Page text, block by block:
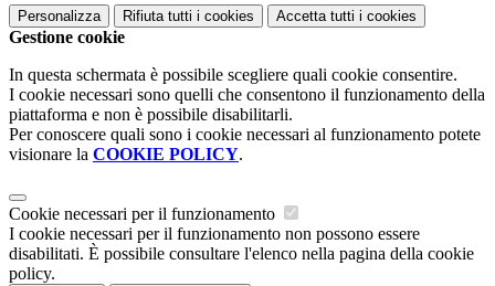
Personalizza Rifiuta tutti i cookies Accetta tutti i cookies
Gestione cookie
In questa schermata è possibile scegliere quali cookie consentire.
I cookie necessari sono quelli che consentono il funzionamento della
piattaforma e non è possibile disabilitarli.
Per conoscere quali sono i cookie necessari al funzionamento potete
visionare la COOKIE POLICY.
Cookie necessari per il funzionamento
I cookie necessari per il funzionamento non possono essere
disabilitati. È possibile consultare l'elenco nella pagina della cookie
policy.